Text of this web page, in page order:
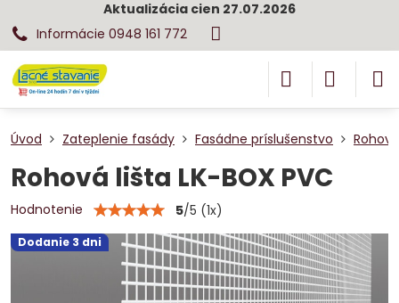
Aktualizácia cien 27.07.2026
Informácie 0948 161 772
Dodanie 3 dni
Úvod Zateplenie fasády Fasádne príslušenstvo
Rohová lišta LK-BOX PVC
Hodnotenie 5/5 (1x)